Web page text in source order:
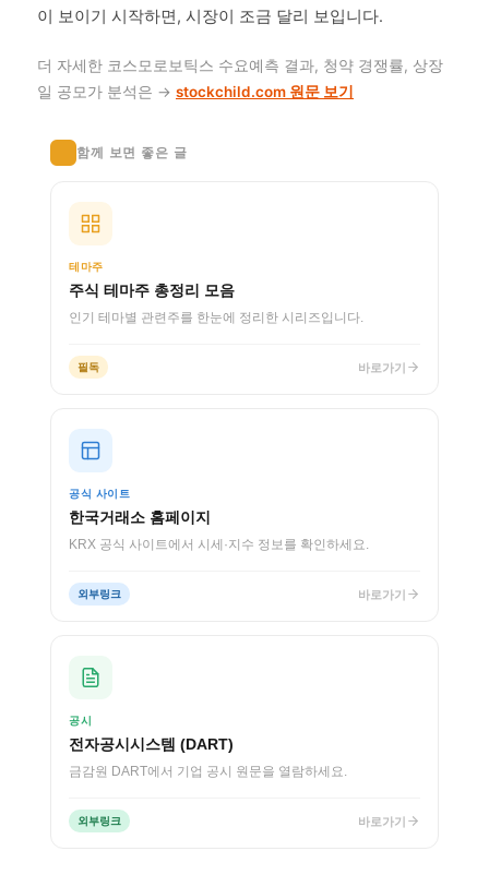
이 보이기 시작하면, 시장이 조금 달리 보입니다.
더 자세한 코스모로보틱스 수요예측 결과, 청약 경쟁률, 상장
일 공모가 분석은 → stockchild.com 원문 보기
함께 보면 좋은 글
테마주
주식 테마주 총정리 모음
인기 테마별 관련주를 한눈에 정리한 시리즈입니다.
필독 바로가기
공식 사이트
한국거래소 홈페이지
KRX 공식 사이트에서 시세·지수 정보를 확인하세요.
외부링크 바로가기
공시
전자공시시스템 (DART)
금감원 DART에서 기업 공시 원문을 열람하세요.
외부링크 바로가기